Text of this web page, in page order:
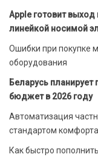
Apple готовит выход
линейкой носимой
Ошибки при покупке
оборудования
Беларусь планирует
бюджет в 2026 году
Автоматизация
стандартом комфорта
Как быстро